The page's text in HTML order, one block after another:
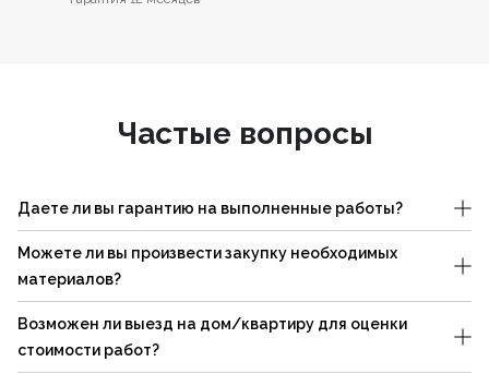
Частые вопросы
Даете ли вы гарантию на выполненные работы?
Можете ли вы произвести закупку необходимых
материалов?
Возможен ли выезд на дом/квартиру для оценки
стоимости работ?